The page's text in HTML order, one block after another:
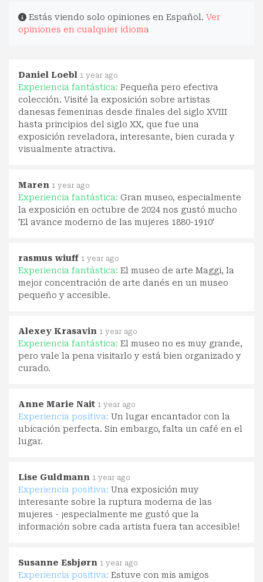
Estás viendo solo opiniones en Español. Ver
opiniones en cualquier idioma
Daniel Loebl 1 year ago
Experiencia fantástica: Pequeña pero efectiva
colección. Visité la exposición sobre artistas
danesas femeninas desde finales del siglo XVIII
hasta principios del siglo XX, que fue una
exposición reveladora, interesante, bien curada y
visualmente atractiva.
Maren 1 year ago
Experiencia fantástica: Gran museo, especialmente
la exposición en octubre de 2024 nos gustó mucho
'El avance moderno de las mujeres 1880-1910'
rasmus wiuff 1 year ago
Experiencia fantástica: El museo de arte Maggi, la
mejor concentración de arte danés en un museo
pequeño y accesible.
Alexey Krasavin 1 year ago
Experiencia fantástica: El museo no es muy grande,
pero vale la pena visitarlo y está bien organizado y
curado.
Anne Marie Nait 1 year ago
Experiencia positiva: Un lugar encantador con la
ubicación perfecta. Sin embargo, falta un café en el
lugar.
Lise Guldmann 1 year ago
Experiencia positiva: Una exposición muy
interesante sobre la ruptura moderna de las
mujeres - ¡especialmente me gustó que la
información sobre cada artista fuera tan accesible!
Susanne Esbjørn 1 year ago
Experiencia positiva: Estuve con mis amigos